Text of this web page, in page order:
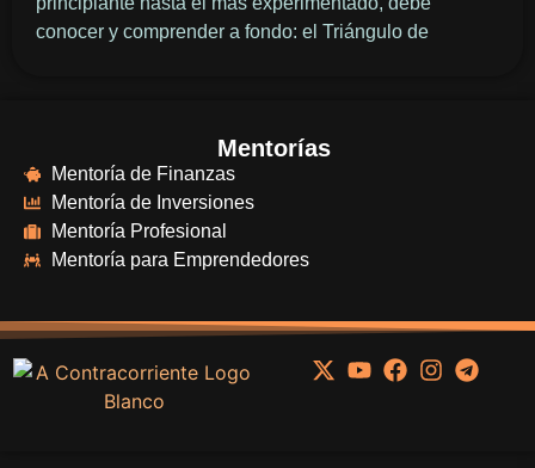
conocer y comprender a fondo: el Triángulo de
Mentorías
Mentoría de Finanzas
Mentoría de Inversiones
Mentoría Profesional
Mentoría para Emprendedores